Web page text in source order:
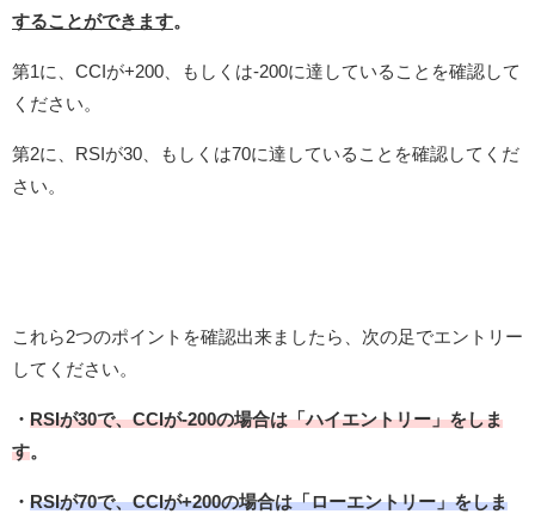
することができます 。
第1に、CCIが+200、もしくは-200に達していることを確認して
ください。
第2に、RSIが30、もしくは70に達していることを確認してくだ
さい。
これら2つのポイントを確認出来ましたら、次の足でエントリー
してください。
・ RSIが30で、CCIが-200の場合は「ハイエントリー」をしま
す 。
・ RSIが70で、CCIが+200の場合は「ローエントリー」をしま